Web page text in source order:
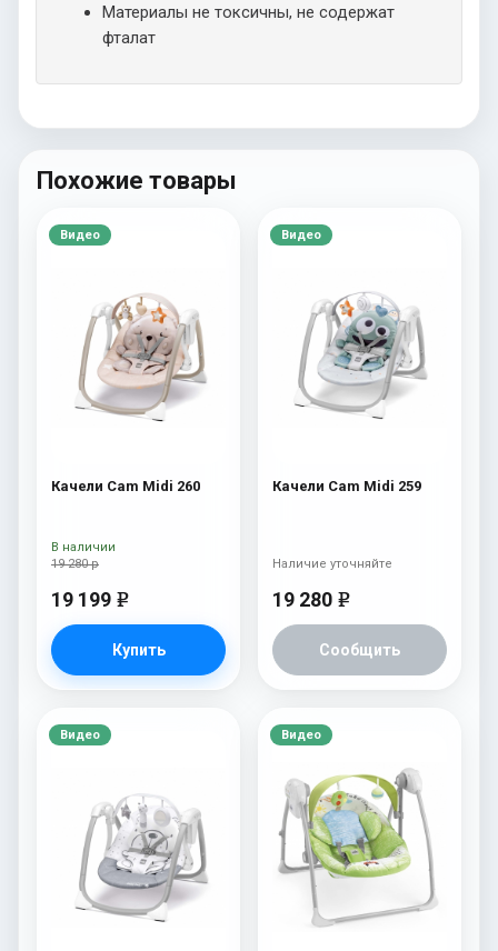
Материалы не токсичны, не содержат
фталат
Похожие товары
Видео
Качели Cam Midi 260
19 280 р
19 199 e
Купить
В наличии
Видео
Качели Cam Midi 259
19 280 e
Сообщить
Наличие уточняйте
Видео Видео